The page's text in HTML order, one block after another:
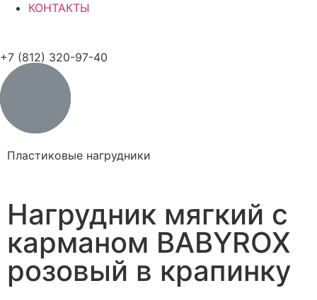
КОНТАКТЫ
+7 (812) 320-97-40
Пластиковые нагрудники
Нагрудник мягкий с
карманом BABYROX
розовый в крапинку